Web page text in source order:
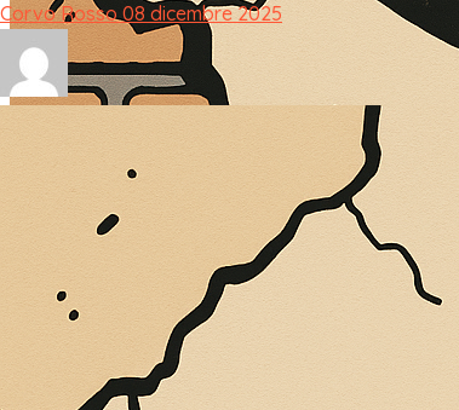
Corvo Rosso 08 dicembre 2025